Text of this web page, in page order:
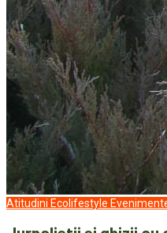
Atitudini Ecolifestyle